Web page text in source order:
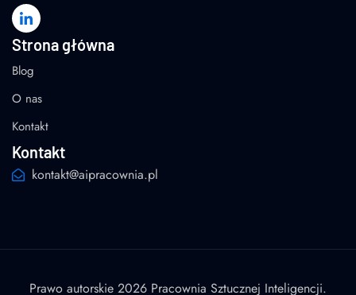
Strona główna
Blog
O nas
Kontakt
Kontakt
kontakt@aipracownia.pl
Prawo autorskie 2026 Pracownia Sztucznej Inteligencji.